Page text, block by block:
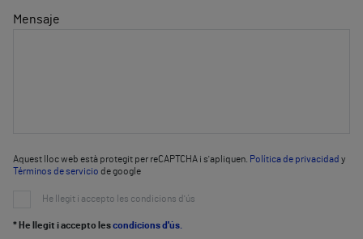
Mensaje
Aquest lloc web està protegit per reCAPTCHA i s'apliquen. Política de privacidad y
Términos de servicio de google
He llegit i accepto les condicions d'ús
* He llegit i accepto lescondicions d'ús.